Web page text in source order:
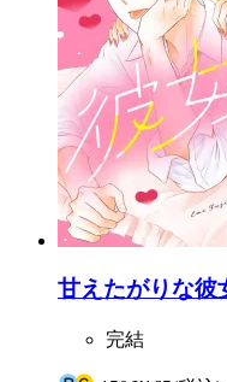
甘えたがりな彼
完結